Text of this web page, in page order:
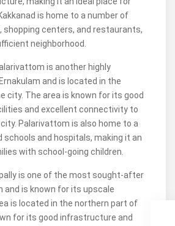
is home to a number of
shopping centers, and restaurants,
neighborhood.
is another highly
and is located in the
city. The area is known for its good
and excellent connectivity to
Palarivattom is also home to a
schools and hospitals, making it an
with school-going children.
is one of the most sought-after
and is known for its upscale
is located in the northern part of
for its good infrastructure and